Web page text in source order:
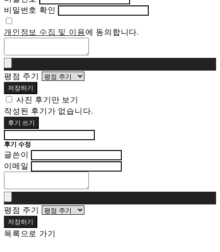
비밀번호 확인
개인정보 수집 및 이용에 동의합니다.
평점 주기
저장하기
사진 후기만 보기
작성된 후기가 없습니다.
후기 쓰기
후기 수정
글쓴이
이메일
평점 주기
저장하기
목록으로 가기